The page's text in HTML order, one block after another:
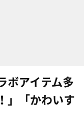
ボアイテム多
」「かわいす